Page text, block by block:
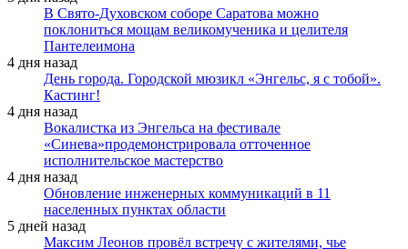
В Свято-Духовском соборе Саратова можно
поклониться мощам великомученика и целителя
Пантелеимона
4 дня назад
День города. Городской мюзикл «Энгельс, я с тобой».
Кастинг!
4 дня назад
Вокалистка из Энгельса на фестивале
«Синева»продемонстрировала отточенное
исполнительское мастерство
4 дня назад
Обновление инженерных коммуникаций в 11
населенных пунктах области
5 дней назад
Максим Леонов провёл встречу с жителями, чье